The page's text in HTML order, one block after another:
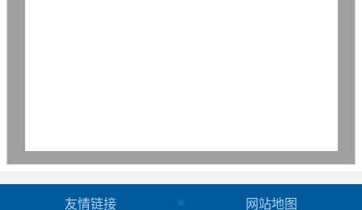
友情链接 网站地图